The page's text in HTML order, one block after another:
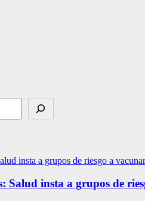
Salud insta a grupos de